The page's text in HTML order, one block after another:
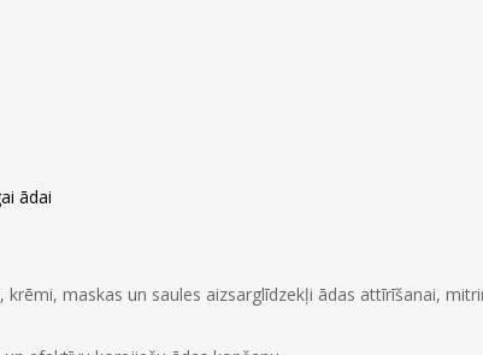
ādai
maskas un saules aizsarglīdzekļi ādas attīrīšanai,